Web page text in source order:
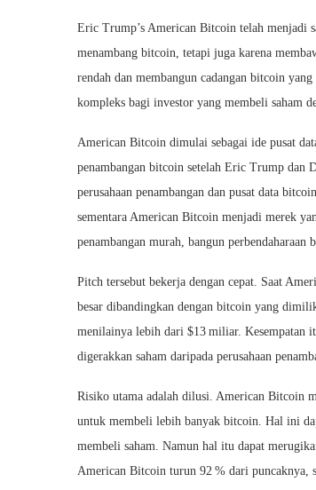
Eric Trump’s American Bitcoin telah menjadi
menambang bitcoin, tetapi juga karena
rendah dan membangun cadangan bitcoin
kompleks bagi investor yang membeli saham
American Bitcoin dimulai sebagai ide pusat
penambangan bitcoin setelah Eric Trump dan
perusahaan penambangan dan pusat data
sementara American Bitcoin menjadi merek
penambangan murah, bangun
Pitch tersebut bekerja dengan cepat. Saat
besar dibandingkan dengan bitcoin yang
menilainya lebih dari $13 miliar. Kesempatan
digerakkan saham daripada perusahaan
Risiko utama adalah dilusi. American Bitcoin
untuk membeli lebih banyak bitcoin. Hal ini
membeli saham. Namun hal itu dapat
American Bitcoin turun 92 % dari puncaknya,